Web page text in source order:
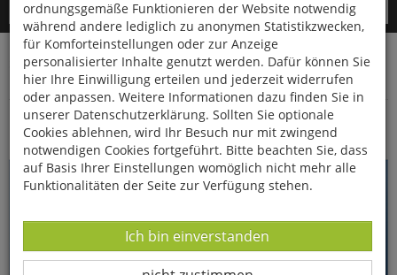
Startseite Bücher Downloads
Zeitschriften
Fossilien
Megalodon und Weißer Hai
ordnungsgemäße Funktionieren der Website notwendig
während andere lediglich zu anonymen Statistikzwecken,
für Komforteinstellungen oder zur Anzeige
personalisierter Inhalte genutzt werden. Dafür können Sie
hier Ihre Einwilligung erteilen und jederzeit widerrufen
oder anpassen. Weitere Informationen dazu finden Sie in
unserer Datenschutzerklärung. Sollten Sie optionale
Cookies ablehnen, wird Ihr Besuch nur mit zwingend
notwendigen Cookies fortgeführt. Bitte beachten Sie, dass
auf Basis Ihrer Einstellungen womöglich nicht mehr alle
Funktionalitäten der Seite zur Verfügung stehen.
Datenverarbeitung -
Ich bin einverstanden